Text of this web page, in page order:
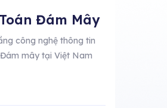
Đám Mây
công nghệ thông tin
mây tại Việt Nam